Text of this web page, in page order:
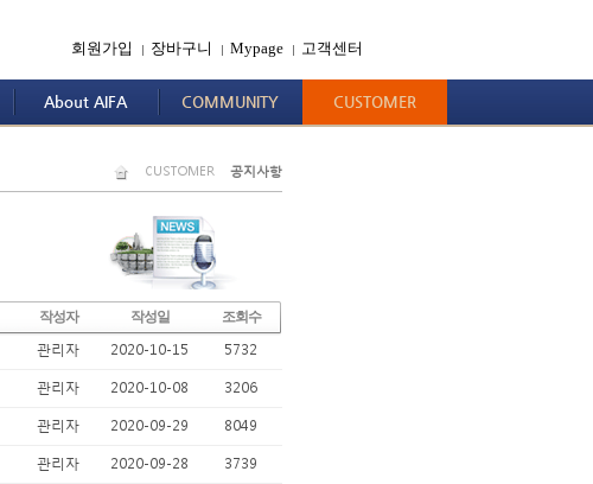
회원가입 | 장바구니 | Mypage | 고객센터
About AIFA COMMUNITY CUSTOMER
CUSTOMER 공지사항
작성자 작성일 조회수
관리자 2020-10-15 5732
관리자 2020-10-08 3206
관리자 2020-09-29 8049
관리자 2020-09-28 3739